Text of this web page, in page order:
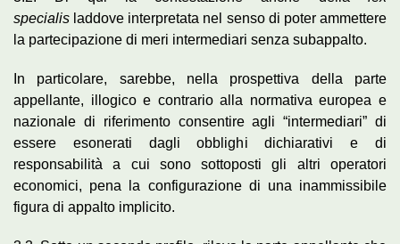
specialis laddove interpretata nel senso di poter ammettere
la partecipazione di meri intermediari senza subappalto.
In particolare, sarebbe, nella prospettiva della parte
appellante, illogico e contrario alla normativa europea e
nazionale di riferimento consentire agli “intermediari” di
essere esonerati dagli obblighi dichiarativi e di
responsabilità a cui sono sottoposti gli altri operatori
economici, pena la configurazione di una inammissibile
figura di appalto implicito.